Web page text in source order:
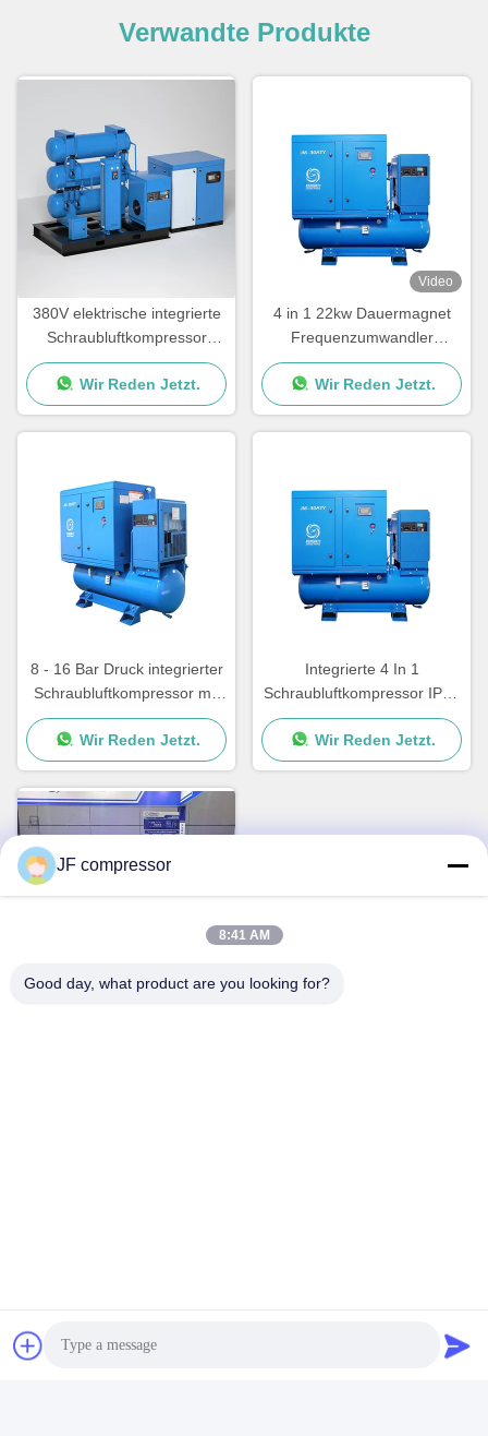
Verwandte Produkte
380V elektrische integrierte
Schraubluftkompressor
Luftkühlung angepasste
Farbe
Wir Reden Jetzt.
Video
4 in 1 22kw Dauermagnet
Frequenzumwandler
Schraubluftkompressor für
Laserschneidmaschine
Wir Reden Jetzt.
8 - 16 Bar Druck integrierter
Schraubluftkompressor mit
tragbarer Konfiguration
Wir Reden Jetzt.
Integrierte 4 In 1
Schraubluftkompressor IP54
/ IP23 16bar Luftkompressor
für Laserschneider
Wir Reden Jetzt.
JF compressor
8:41 AM
Good day, what product are you looking for?